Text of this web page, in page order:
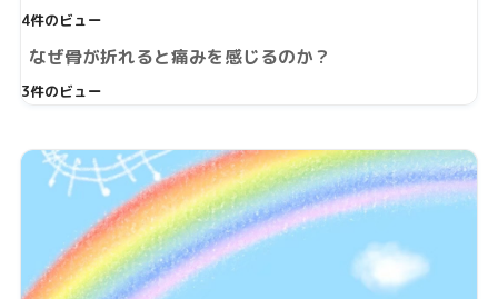
4件のビュー
なぜ骨が折れると痛みを感じるのか？
3件のビュー